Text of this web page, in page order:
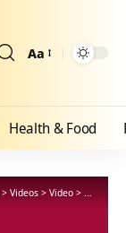
Aa
Health & Food
> Videos > Video > Wann